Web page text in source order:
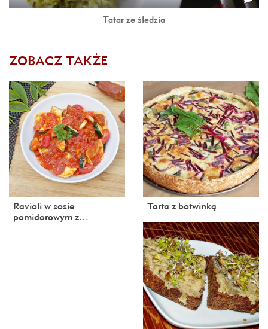
Tatar ze śledzia
ZOBACZ TAKŻE
Ravioli w sosie
pomidorowym z…
Tarta z botwinką